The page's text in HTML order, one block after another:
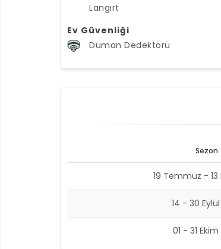
Langırt
Ev Güvenliği
Duman Dedektörü
Sezon
19 Temmuz - 13
14 - 30
01 - 31